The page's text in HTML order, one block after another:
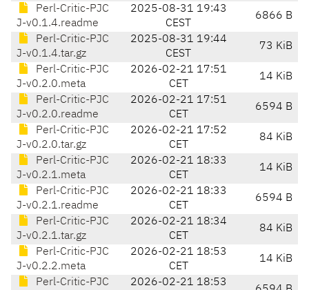
Perl-Critic-PJC
J-v0.1.4.readme
2025-08-31 19:43
CEST
6866 B
Perl-Critic-PJC
J-v0.1.4.tar.gz
2025-08-31 19:44
CEST
73 KiB
Perl-Critic-PJC
J-v0.2.0.meta
2026-02-21 17:51
CET
14 KiB
Perl-Critic-PJC
J-v0.2.0.readme
2026-02-21 17:51
CET
6594 B
Perl-Critic-PJC
J-v0.2.0.tar.gz
2026-02-21 17:52
CET
84 KiB
Perl-Critic-PJC
J-v0.2.1.meta
2026-02-21 18:33
CET
14 KiB
Perl-Critic-PJC
J-v0.2.1.readme
2026-02-21 18:33
CET
6594 B
Perl-Critic-PJC
J-v0.2.1.tar.gz
2026-02-21 18:34
CET
84 KiB
Perl-Critic-PJC
J-v0.2.2.meta
2026-02-21 18:53
CET
14 KiB
Perl-Critic-PJC
2026-02-21 18:53